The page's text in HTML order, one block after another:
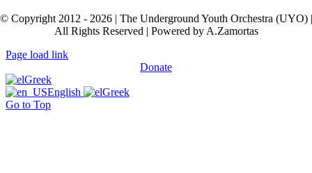
© Copyright 2012 - 2026 | The Underground Youth Orchestra (UYO) |
All Rights Reserved | Powered by A.Zamortas
Page load link
Donate
Greek
English
Greek
Go to Top